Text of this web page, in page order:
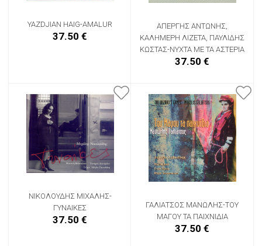
YAZDJIAN HAIG-AMALUR
37.50 €
ΑΠΕΡΓΗΣ ΑΝΤΩΝΗΣ,
ΚΑΛΗΜΕΡΗ ΛΙΖΕΤΑ, ΠΑΥΛΙΔΗΣ
ΚΩΣΤΑΣ-ΝΥΧΤΑ ΜΕ ΤΑ ΑΣΤΕΡΙΑ
37.50 €
ΝΙΚΟΛΟΥΔΗΣ ΜΙΧΑΛΗΣ-
ΓΥΝΑΙΚΕΣ
37.50 €
ΓΑΛΙΑΤΣΟΣ ΜΑΝΩΛΗΣ-ΤΟΥ
ΜΑΓΟΥ ΤΑ ΠΑΙΧΝΙΔΙΑ
37.50 €